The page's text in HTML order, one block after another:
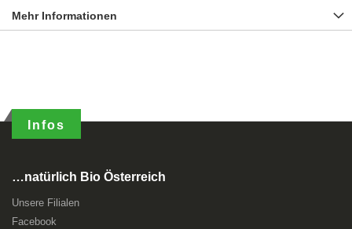
Mehr Informationen
Infos
…natürlich Bio Österreich
Unsere Filialen
Facebook